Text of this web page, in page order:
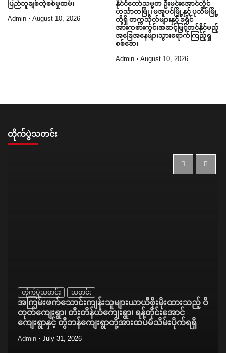
ပြည်သူချစ်တဲ့စစ်မှုထမ်း
Admin August 10, 2026
နိုင်ငံတော်သမ္မတ ဦးမင်းအောင်လှိုင်
ဟင်္သာတမြို့၊ မအူပင်မြို့နှင့် ပုသိမ်မြို့
တို့ရှိ တက္ကသိုလ်များနှင့် ခရိုင်
အားကစားကွင်းအဆင့်မြှင့်တင်နိုင်မည့်
အခြေအနေများသွားရောက်ကြည့်ရှု
စစ်ဆေး
Admin August 10, 2026
တိုက်ပွဲသတင်း
တိုက်ပွဲသတင်း သတင်း
အကြမ်းဖက်သောင်းကျန်းသူများယာယီစိုးမိုးထားသည့် ဝိ
တုတ်ကျေးရွာ၊ တီးတိန်ယံကျေးရွာ၊ ရန်တိုင်းအောင်
ကျေးရွာနှင့် တွီဘန်ကျေးရွာတို့အားထပ်မံသိမ်းပိုက်ရရှိ
Admin July 31, 2026